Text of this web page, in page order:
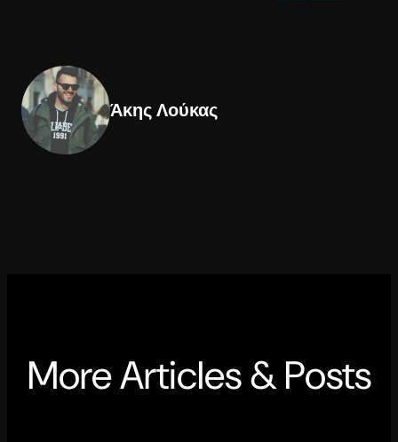
Άκης Λούκας
More Articles & Posts